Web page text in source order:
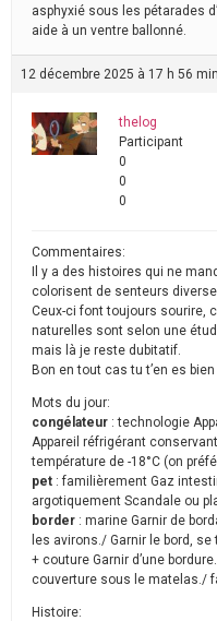
asphyxié sous les pétarades
aide à un ventre ballonné.
12 décembre 2025 à 17 h 56 min
thelog
Participant
0
0
0
Commentaires:
Il y a des histoires qui ne
colorisent de senteurs
Ceux-ci font toujours sourire,
naturelles sont selon une
mais là je reste dubitatif.
Bon en tout cas tu t’en es bien
Mots du jour:
congélateur : technologie
Appareil réfrigérant
température de -18°C (on
pet : familièrement Gaz
argotiquement Scandale ou
border : marine Garnir de
les avirons./ Garnir le bord, se
+ couture Garnir d’une
couverture sous le matelas./
Histoire: